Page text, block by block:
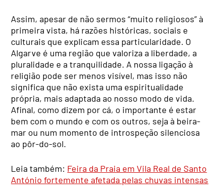
Assim, apesar de não sermos “muito religiosos” à
primeira vista, há razões históricas, sociais e
culturais que explicam essa particularidade. O
Algarve é uma região que valoriza a liberdade, a
pluralidade e a tranquilidade. A nossa ligação à
religião pode ser menos visível, mas isso não
significa que não exista uma espiritualidade
própria, mais adaptada ao nosso modo de vida.
Afinal, como dizem por cá, o importante é estar
bem com o mundo e com os outros, seja à beira-
mar ou num momento de introspeção silenciosa
ao pôr-do-sol.
Leia também: Feira da Praia em Vila Real de Santo
António fortemente afetada pelas chuvas intensas